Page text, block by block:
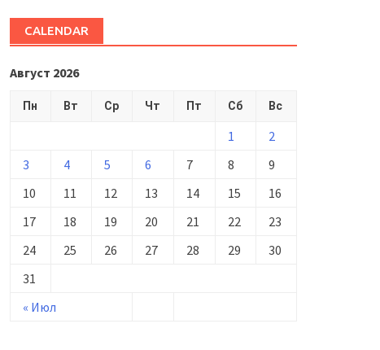
CALENDAR
Август 2026
Пн Вт Ср Чт Пт Сб Вс
« Июл
1
2
3
4 5 6 7 8
9
10
11 12 13 14 15
16
17
18 19 20 21 22
23
24
25 26 27 28 29
30
31